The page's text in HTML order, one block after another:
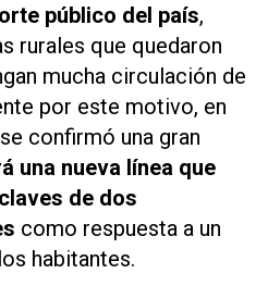
público del país,
rurales que quedaron
mucha circulación de
por este motivo, en
confirmó una gran
una nueva línea que
de dos
como respuesta a un
habitantes.